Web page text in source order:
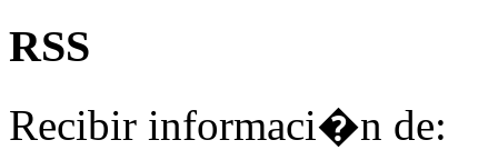
RSS
Recibir informaci�n de: